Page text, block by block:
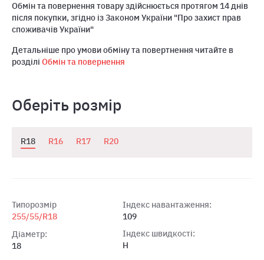
Обмін та повернення товару здійснюється протягом 14 днів
після покупки, згідно із Законом України "Про захист прав
споживачів України"
Детальніше про умови обміну та повертнення читайте в
розділі Обмін та повернення
Оберіть розмір
R18 R16 R17 R20
Типорозмір
255/55/R18
Діаметр:
18
Індекс навантаження:
109
Індекс швидкості:
H